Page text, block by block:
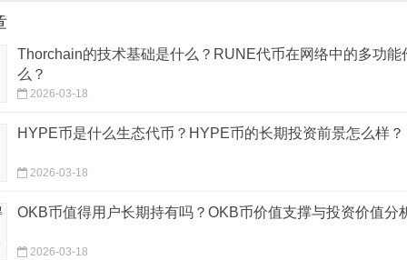
Thorchain的技术基础是什么？RUNE代币在网络中的多功能
么？
2026-03-18
HYPE币是什么生态代币？HYPE币的长期投资前景怎么样？
2026-03-18
OKB币值得用户长期持有吗？OKB币价值支撑与投资价值分
2026-03-18